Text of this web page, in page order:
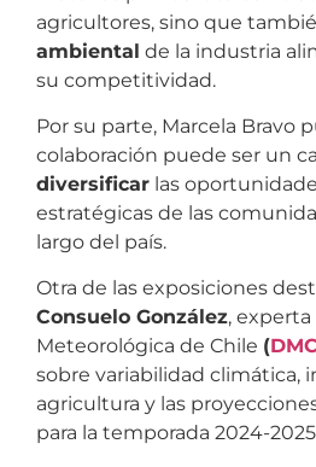
agricultores, sino que
ambiental de la industria
su competitividad.
Por su parte, Marcela Bravo
colaboración puede ser un
diversificar las
estratégicas de las
largo del país.
Otra de las exposiciones
Consuelo González,
Meteorológica de Chile (DMC
sobre variabilidad climática,
agricultura y las
para la temporada 2024-